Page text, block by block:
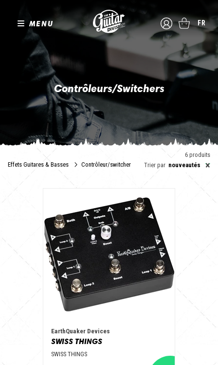
MENU FR
Contrôleurs/Switchers
Marre de faire des claquettes ? C'est le moment de passer au
switcher et de contrôler vos effets et pédales d'un seul
mouvement de pied !
Effets Guitares & Basses Contrôleur/switcher
6 produits
Trier par
×
nouveautés
EarthQuaker Devices
SWISS THINGS
SWISS THINGS